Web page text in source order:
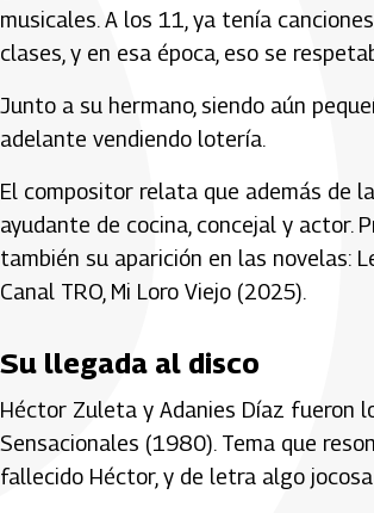
musicales. A los 11, ya tenía
clases, y en esa época, eso se
Junto a su hermano, siendo aún
adelante vendiendo lotería.
El compositor relata que además de
ayudante de cocina, concejal y actor.
también su aparición en las novelas:
Canal TRO, Mi Loro Viejo (2025).
Su llegada al disco
Héctor Zuleta y Adanies Díaz fueron
Sensacionales (1980). Tema que
fallecido Héctor, y de letra algo